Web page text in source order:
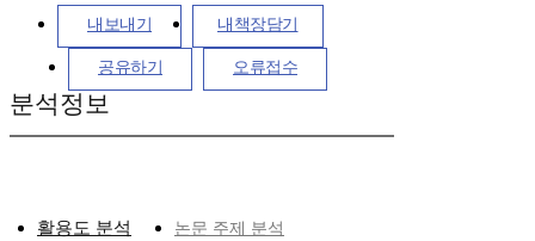
내보내기 내책장담기
공유하기 오류접수
분석정보
활용도 분석
논문 주제 분석